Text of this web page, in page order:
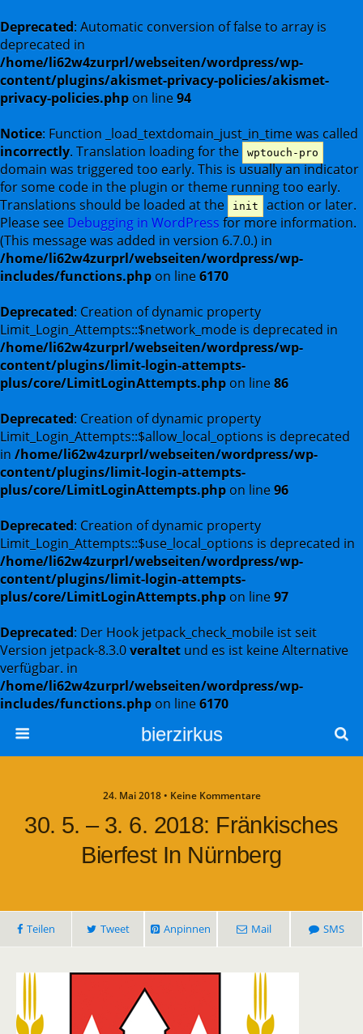
Deprecated: Automatic conversion of false to array is
deprecated in
/home/li62w4zurprl/webseiten/wordpress/wp-
content/plugins/akismet-privacy-policies/akismet-
privacy-policies.php on line94
Notice: Function _load_textdomain_just_in_time was called
incorrectly. Translation loading for the wptouch-pro
domain was triggered too early. This is usually an indicator
for some code in the plugin or theme running too early.
Translations should be loaded at the
init
action or later.
Please see Debugging in WordPress for more information.
(This message was added in version 6.7.0.) in
/home/li62w4zurprl/webseiten/wordpress/wp-
includes/functions.php on line6170
Deprecated: Creation of dynamic property
Limit_Login_Attempts::$network_mode is deprecated in
/home/li62w4zurprl/webseiten/wordpress/wp-
content/plugins/limit-login-attempts-
plus/core/LimitLoginAttempts.php on line86
Deprecated: Creation of dynamic property
Limit_Login_Attempts::$allow_local_options is deprecated
in /home/li62w4zurprl/webseiten/wordpress/wp-
content/plugins/limit-login-attempts-
plus/core/LimitLoginAttempts.php on line96
Deprecated: Creation of dynamic property
Limit_Login_Attempts::$use_local_options is deprecated in
/home/li62w4zurprl/webseiten/wordpress/wp-
content/plugins/limit-login-attempts-
plus/core/LimitLoginAttempts.php on line97
Deprecated: Der Hook jetpack_check_mobile ist seit
Version jetpack-8.3.0veraltet und es ist keine Alternative
verfügbar. in
/home/li62w4zurprl/webseiten/wordpress/wp-
includes/functions.php on line6170
bierzirkus
24. Mai 2018 • Keine Kommentare
30. 5. – 3. 6. 2018: Fränkisches
Bierfest In Nürnberg
Teilen Tweet Anpinnen Mail SMS